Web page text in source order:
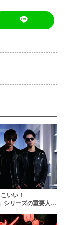
いい！
シリーズの重要人物